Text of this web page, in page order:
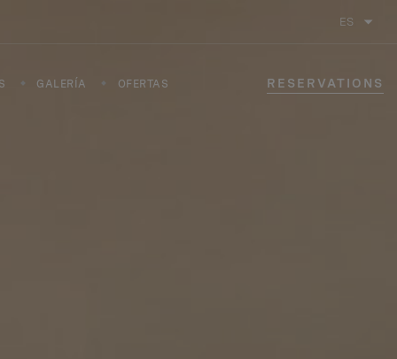
ES
GALERÍA OFERTAS RESERVATIONS